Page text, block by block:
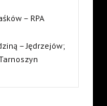
– RPA
– Jędrzejów;